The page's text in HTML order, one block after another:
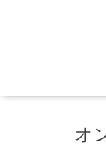
オ